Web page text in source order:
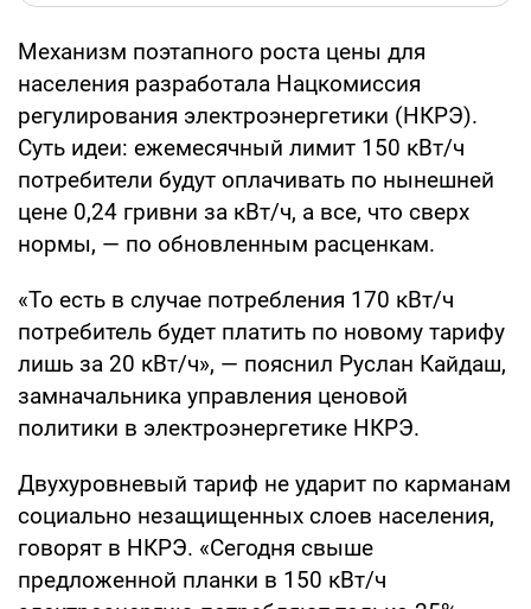
Механизм поэтапного роста цены для
населения разработала Нацкомиссия
регулирования электроэнергетики (НКРЭ).
Суть идеи: ежемесячный лимит 150 кВт/ч
потребители будут оплачивать по нынешней
цене 0,24 гривни за кВт/ч, а все, что сверх
нормы, — по обновленным расценкам.
«То есть в случае потребления 170 кВт/ч
потребитель будет платить по новому тарифу
лишь за 20 кВт/ч», — пояснил Руслан Кайдаш,
замначальника управления ценовой
политики в электроэнергетике НКРЭ.
Двухуровневый тариф не ударит по карманам
социально незащищенных слоев населения,
говорят в НКРЭ. «Сегодня свыше
предложенной планки в 150 кВт/ч